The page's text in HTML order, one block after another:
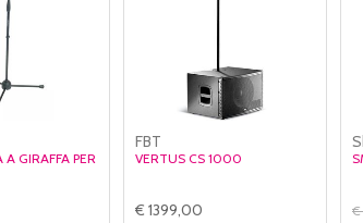
GIRAFFA PER
FBT
VERTUS CS 1000
€ 1399,00 €